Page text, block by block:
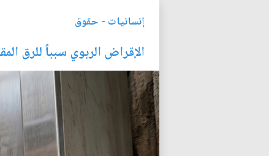
إنسانيات - حقوق
الإقراض الربوي سبباً للرق